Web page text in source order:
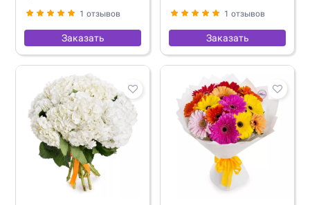
1 отзывов
Заказать
1 отзывов
Заказать